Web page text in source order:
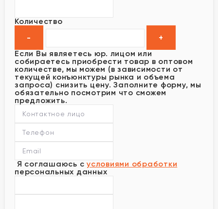
Количество
Если Вы являетесь юр. лицом или
собираетесь приобрести товар в оптовом
количестве, мы можем (в зависимости от
текущей конъюнктуры рынка и объема
запроса) снизить цену. Заполните форму, мы
обязательно посмотрим что сможем
предложить.
Я соглашаюсь с условиями обработки
персональных данных